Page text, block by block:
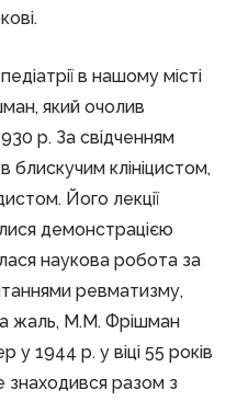
в нашому місті
який очолив
р. За свідченням
клініцистом,
Його лекції
демонстрацією
наукова робота за
ревматизму,
жаль, М.М. Фрішман
у 1944 р. у віці 55 років
знаходився разом з